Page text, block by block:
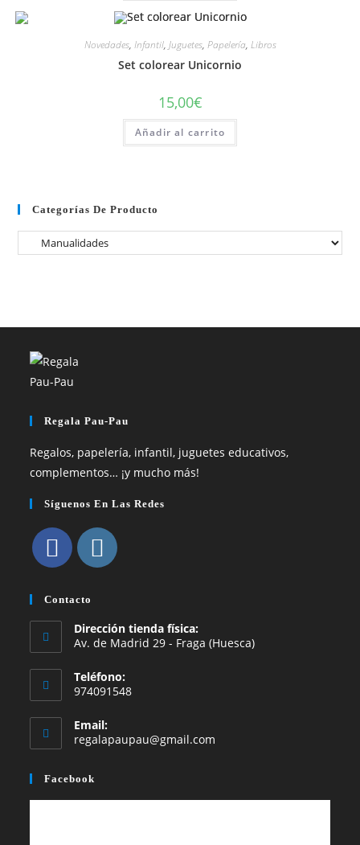
Novedades, Infantil, Juguetes, Papelería, Libros
Set colorear Unicornio
15,00€
Añadir al carrito
Categorías De Producto
Regala Pau-Pau
Regalos, papelería, infantil, juguetes educativos,
complementos… ¡y mucho más!
Síguenos En Las Redes
abre
una
nueva
pestaña
abre
una
pestaña
Contacto
Dirección tienda física:
Av. de Madrid 29 - Fraga (Huesca)
Teléfono:
974091548
Email:
regalapaupau@gmail.com
Facebook